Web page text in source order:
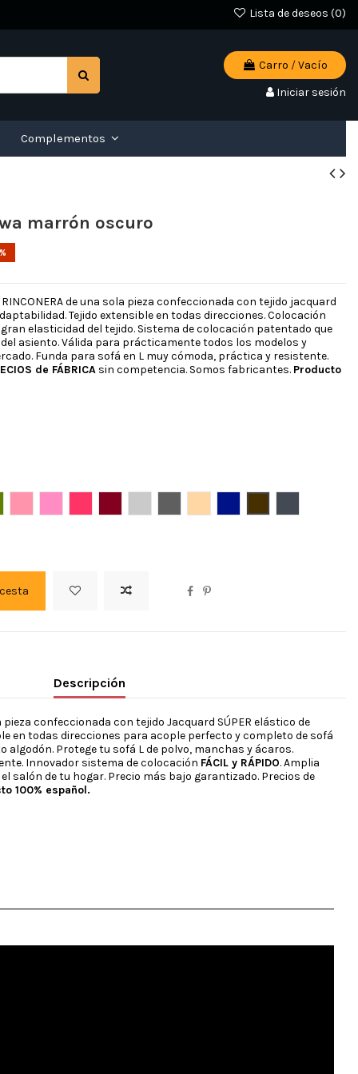
Lista de deseos (0)
Carro /Vacío
Iniciar sesión
Complementos
marrón oscuro
de una sola pieza confeccionada con tejido jacquard
Tejido extensible en todas direcciones. Colocación
elasticidad del tejido. Sistema de colocación patentado que
asiento. Válida para prácticamente todos los modelos y
Funda para sofá en L muy cómoda, práctica y resistente.
de FÁBRICA sin competencia. Somos fabricantes. Producto
Descripción
pieza confeccionada con tejido Jacquard SÚPER elástico de
en todas direcciones para acople perfecto y completo de sofá
algodón. Protege tu sofá L de polvo, manchas y ácaros.
Innovador sistema de colocación FÁCIL y RÁPIDO. Amplia
salón de tu hogar. Precio más bajo garantizado. Precios de
100% español.